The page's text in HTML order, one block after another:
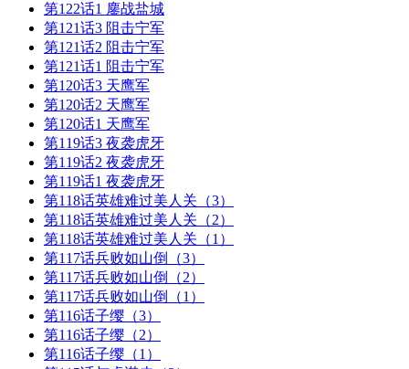
第122话1 鏖战盐城
第121话3 阻击宁军
第121话2 阻击宁军
第121话1 阻击宁军
第120话3 天鹰军
第120话2 天鹰军
第120话1 天鹰军
第119话3 夜袭虎牙
第119话2 夜袭虎牙
第119话1 夜袭虎牙
第118话英雄难过美人关（3）
第118话英雄难过美人关（2）
第118话英雄难过美人关（1）
第117话兵败如山倒（3）
第117话兵败如山倒（2）
第117话兵败如山倒（1）
第116话子缨（3）
第116话子缨（2）
第116话子缨（1）